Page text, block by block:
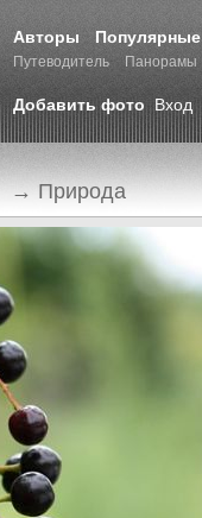
Авторы Популярные
Путеводитель Панорамы
Добавить фото Вход
→ Природа